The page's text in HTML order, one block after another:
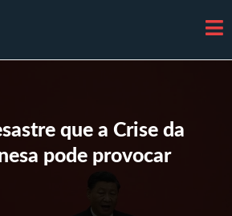
que a Crise da
pode provocar